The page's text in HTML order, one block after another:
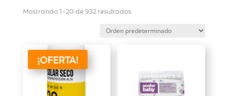
Mostrando 1–20 de 932 resultados
¡OFERTA!